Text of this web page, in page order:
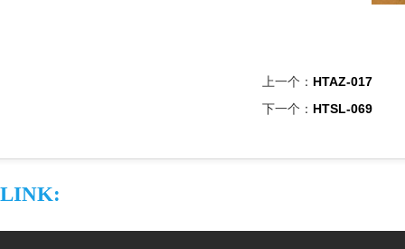
上一个： HTAZ-017
下一个： HTSL-069
LINK: